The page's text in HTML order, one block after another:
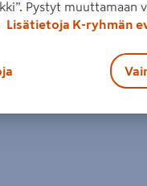
Pystyt muuttamaan
Lisätietoja K-ryhmän